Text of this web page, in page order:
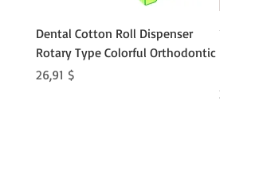
Dental Cotton Roll Dispenser
Rotary Type Colorful Orthodontic
Preis
26,91 $
Preis
21,86 $